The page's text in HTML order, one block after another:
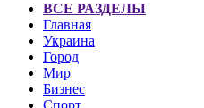
ВСЕ РАЗДЕЛЫ
Главная
Украина
Город
Мир
Бизнес
Спорт